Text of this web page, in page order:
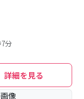
分
詳細を見る